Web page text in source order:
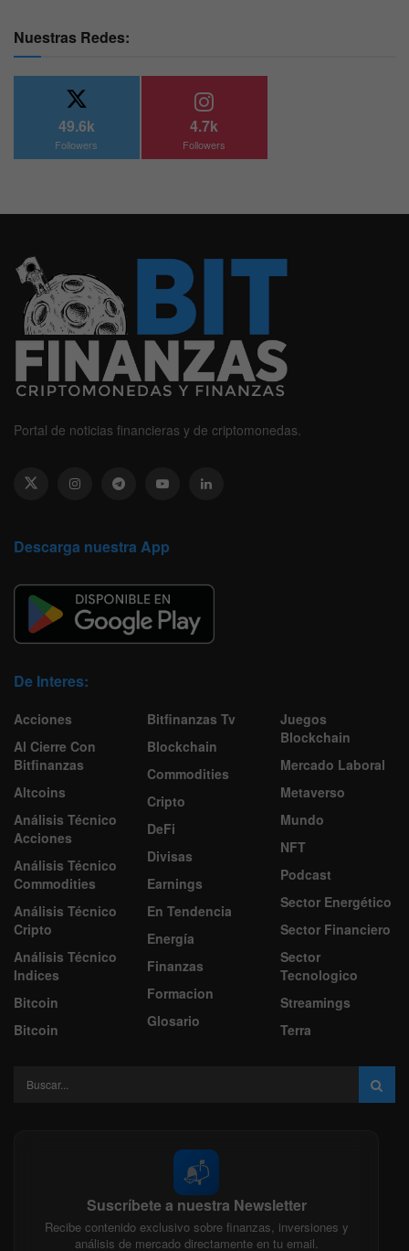
Nuestras Redes:
49.6k
Followers
4.7k
Followers
Portal de noticias financieras y de criptomonedas.
Descarga nuestra App
De Interes:
Acciones
Al Cierre Con
Bitfinanzas
Altcoins
Análisis Técnico
Acciones
Análisis Técnico
Commodities
Análisis Técnico
Cripto
Análisis Técnico
Indices
Bitcoin
Bitcoin
Bitfinanzas Tv
Blockchain
Commodities
Cripto
DeFi
Divisas
Earnings
En Tendencia
Energía
Finanzas
Formacion
Glosario
Juegos
Blockchain
Mercado Laboral
Metaverso
Mundo
NFT
Podcast
Sector Energético
Sector Financiero
Sector
Tecnologico
Streamings
Terra
📬
Suscríbete a nuestra Newsletter
Recibe contenido exclusivo sobre finanzas, inversiones y
análisis de mercado directamente en tu email.